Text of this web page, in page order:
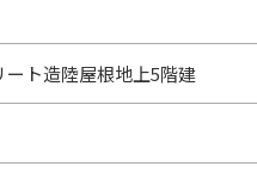
ート造陸屋根地上5階建